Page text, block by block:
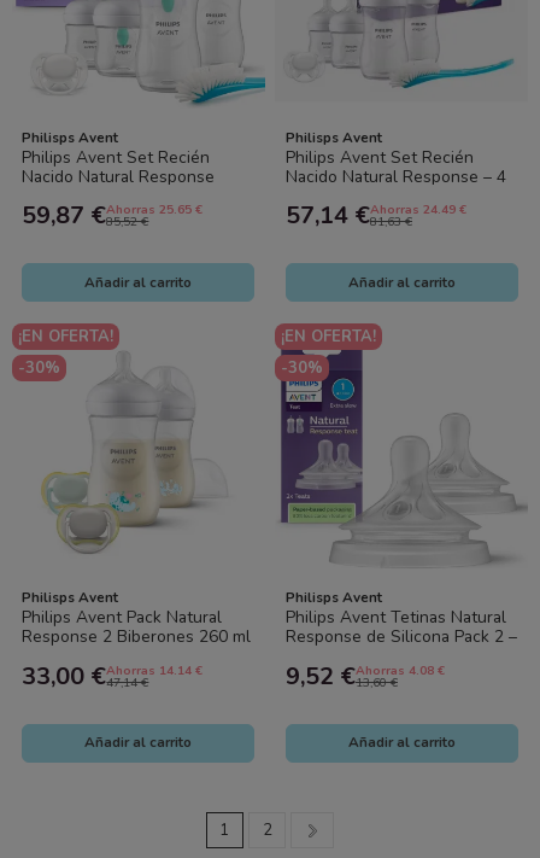
Philisps Avent
Philips Avent Set Recién
Nacido Natural Response
ml +...
59,87 €Ahorras 25.65 €
85,52 €
Añadir al carrito
Philisps Avent
Philips Avent Set Recién
Nacido Natural Response – 4
ml)...
57,14 €Ahorras 24.49 €
81,63 €
Añadir al carrito
¡EN OFERTA!
-30%
Philisps Avent
Philips Avent Pack Natural
Response 2 Biberones 260 ml
33,00 €Ahorras 14.14 €
47,14 €
Añadir al carrito
¡EN OFERTA!
-30%
Philisps Avent
Philips Avent Tetinas Natural
Response de Silicona Pack 2 –
9,52 €Ahorras 4.08 €
13,60 €
Añadir al carrito
1 2